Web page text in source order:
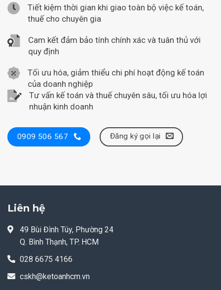
Tiết kiệm thời gian khi giao toàn bộ việc kế toán,
thuế cho chuyên gia
Cam kết đảm bảo tính chính xác và tuân thủ với
quy định
Tối ưu hóa, giảm thiểu chi phí hoạt động kế toán
của doanh nghiệp
Tư vấn kế toán và thuế chuyên sâu, tối ưu hóa lợi
nhuận kinh doanh
0909 506 567 Đăng ký gọi lại
Liên hệ
49 Bùi Đình Túy, Phường 24
Q. Bình Thạnh, TP. HCM
028 6675 4166
cskh@ketoanhcm.vn